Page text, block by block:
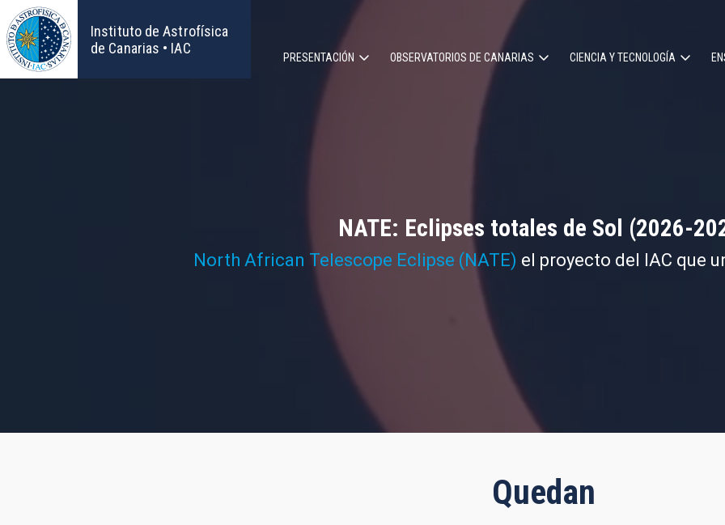
Pasar
al
contenido
principal
Instituto de Astrofísica
de Canarias • IAC
Navegación
principal
PRESENTACIÓN OBSERVATORIOS DE CANARIAS CIENCIA Y TECNOLOGÍA
NATE: Eclipses totales de Sol (2026-
North African Telescope Eclipse (NATE) el proyecto del IAC que
Quedan